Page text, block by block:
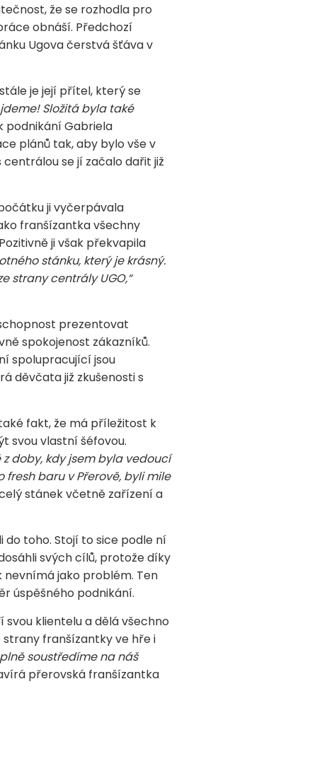
že se rozhodla pro
obnáší. Předchozí
Ugova čerstvá šťáva v
je její přítel, který se
Složitá byla také
podnikání Gabriela
plánů tak, aby bylo vše v
se jí začalo dařit již
ji vyčerpávala
franšízantka všechny
ji však překvapila
stánku, který je krásný.
strany centrály UGO,“
prezentovat
spokojenost zákazníků.
spolupracující jsou
děvčata již zkušenosti s
fakt, že má příležitost k
svou vlastní šéfovou.
doby, kdy jsem byla vedoucí
fresh baru v Přerově, byli mile
stánek včetně zařízení a
toho. Stojí to sice podle ní
svých cílů, protože díky
jako problém. Ten
úspěšného podnikání.
svou klientelu a dělá všechno
strany franšízantky ve hře i
soustředíme na náš
přerovská franšízantka